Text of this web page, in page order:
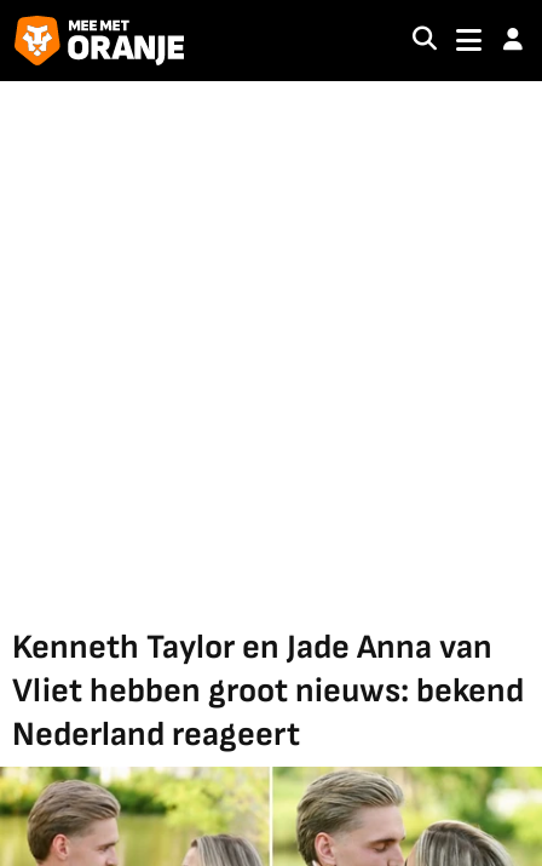
Kenneth Taylor en Jade Anna van
Vliet hebben groot nieuws: bekend
Nederland reageert